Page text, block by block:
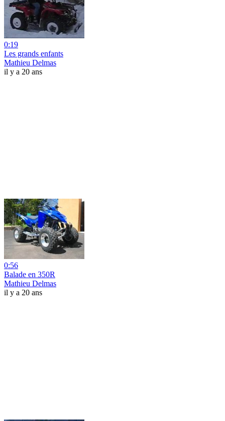
0:19
Les grands enfants
Mathieu Delmas
il y a 20 ans
0:56
Balade en 350R
Mathieu Delmas
il y a 20 ans